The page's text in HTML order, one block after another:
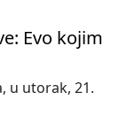
Evo kojim
u utorak, 21.